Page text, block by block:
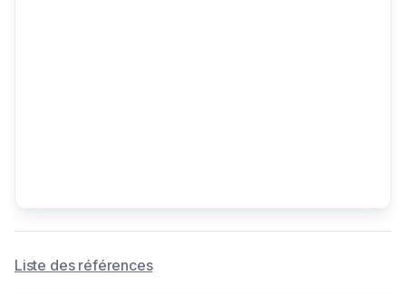
Liste des références